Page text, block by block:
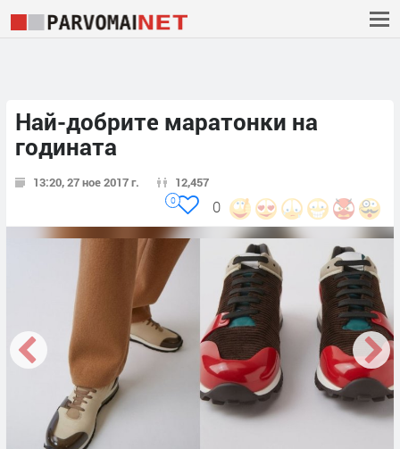
Най-добрите маратонки на
годината
13:20, 27 ное 2017 г. 12,457
0
0